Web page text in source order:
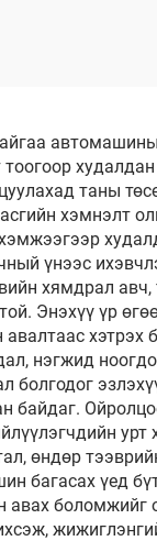
автомашины
таны
хэмнэлт
үнээс
хямдрал
Энэхүү үр
хэтрэх
нэгжид
болгодог
байдаг.
урт
өндөр
багасах үед
авах боломжийг